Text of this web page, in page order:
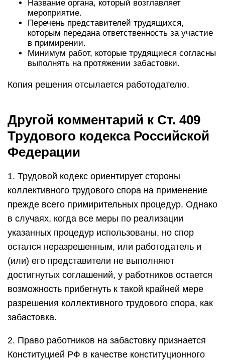
Название органа, который возглавляет
мероприятие.
Перечень представителей трудящихся,
которым передана ответственность за участие
в примирении.
Минимум работ, которые трудящиеся согласны
выполнять на протяжении забастовки.
Копия решения отсылается работодателю.
Другой комментарий к Ст. 409
Трудового кодекса Российской
Федерации
1. Трудовой кодекс ориентирует стороны
коллективного трудового спора на применение
прежде всего примирительных процедур. Однако
в случаях, когда все меры по реализации
указанных процедур использованы, но спор
остался неразрешенным, или работодатель и
(или) его представители не выполняют
достигнутых соглашений, у работников остается
возможность прибегнуть к такой крайней мере
разрешения коллективного трудового спора, как
забастовка.
2. Право работников на забастовку признается
Конституцией РФ в качестве конституционного